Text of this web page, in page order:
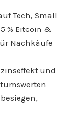
Tech, Small
% Bitcoin &
Nachkäufe
und